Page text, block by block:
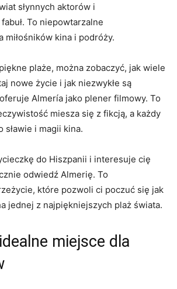
słynnych aktorów i
To niepowtarzalne
miłośników kina i podróży.
plaże, można zobaczyć, jak wiele
nowe życie i jak niezwykłe są
Almería jako plener filmowy. To
miesza się z fikcją, a każdy​
sławie i magii kina.
do Hiszpanii i interesuje cię
odwiedź Almerię. ​To
które pozwoli ci‌ poczuć się jak
jednej z najpiękniejszych plaż świata.
⁤miejsce ⁤dla